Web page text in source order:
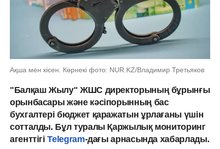
Ақша мен кісен. Көрнекі фото: NUR.KZ/Владимир Третьяков
"Балқаш Жылу" ЖШС директорының бұрынғы
орынбасары және кәсіпорынның бас
бухгалтері бюджет қаражатын ұрлағаны үшін
сотталды. Бұл туралы Қаржылық мониторинг
агенттігіTelegram-дағы арнасында хабарлады.